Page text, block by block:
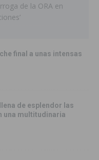
de la ORA en
final a unas intensas
de esplendor las
una multitudinaria